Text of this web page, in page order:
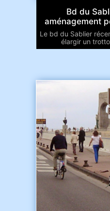
Bd du
aménagement
Le bd du Sablier
élargir un